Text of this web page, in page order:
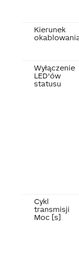
Kierunek
Wyłączenie
LED'ów
statusu
Cykl
transmisji
Moc [s]